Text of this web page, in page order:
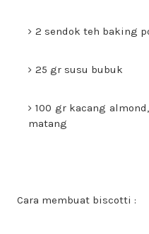
2 sendok teh baking
25 gr susu bubuk
100 gr kacang
matang
Cara membuat biscotti :